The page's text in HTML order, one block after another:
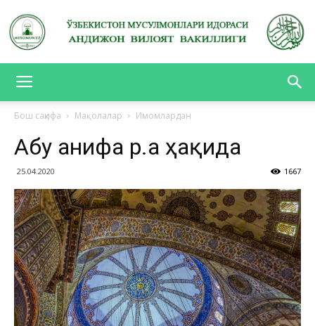
ВИЛОЯТ
ВАКИЛЛИГИ
Бош саҳифа Мақолалар Имомлардан
Абу Ҳанифа р.а ҳақида
25.04.2020 1667